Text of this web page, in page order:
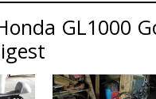
GL1000